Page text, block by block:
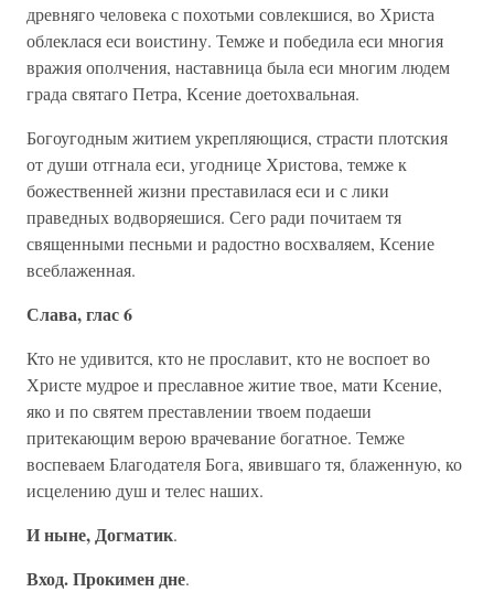
древняго человека с похотьми совлекшися, во Христа
облеклася еси воистину. Темже и победила еси многия
вражия ополчения, наставница была еси многим людем
града святаго Петра, Ксение доетохвальная.
Богоугодным житием укрепляющися, страсти плотския
от души отгнала еси, угоднице Христова, темже к
божественней жизни преставилася еси и с лики
праведных водворяешися. Сего ради почитаем тя
священными песньми и радостно восхваляем, Ксение
всеблаженная.
Слава, глас 6
Кто не удивится, кто не прославит, кто не воспоет во
Христе мудрое и преславное житие твое, мати Ксение,
яко и по святем преставлении твоем подаеши
притекающим верою врачевание богатное. Темже
воспеваем Благодателя Бога, явившаго тя, блаженную, ко
исцелению душ и телес наших.
И ныне, Догматик.
Вход. Прокимен дне.